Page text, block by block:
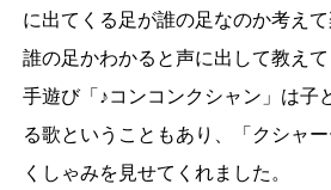
に出てくる足が誰の足なのか考えて
誰の足かわかると声に出して教えて
手遊び「♪コンコンクシャン」は子
る歌ということもあり、「クシャ
くしゃみを見せてくれました。